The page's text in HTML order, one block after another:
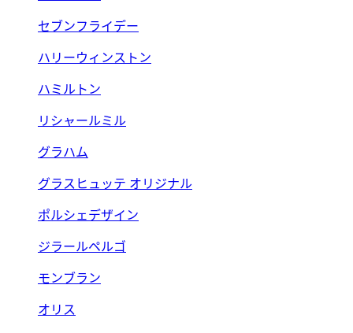
セブンフライデー
ハリーウィンストン
ハミルトン
リシャールミル
グラハム
グラスヒュッテ オリジナル
ポルシェデザイン
ジラールペルゴ
モンブラン
オリス